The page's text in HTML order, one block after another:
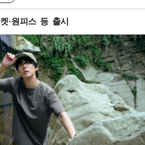
·원피스 등 출시